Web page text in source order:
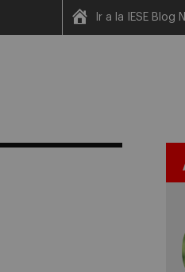
Ir a la IESE Blog